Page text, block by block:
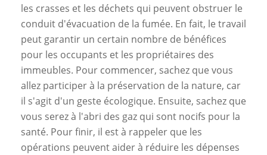
les crasses et les déchets qui peuvent obstruer le
conduit d'évacuation de la fumée. En fait, le travail
peut garantir un certain nombre de bénéfices
pour les occupants et les propriétaires des
immeubles. Pour commencer, sachez que vous
allez participer à la préservation de la nature, car
il s'agit d'un geste écologique. Ensuite, sachez que
vous serez à l'abri des gaz qui sont nocifs pour la
santé. Pour finir, il est à rappeler que les
opérations peuvent aider à réduire les dépenses